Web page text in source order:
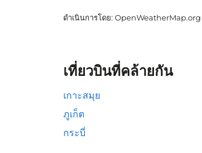
ดำเนินการโดย: OpenWeatherMap.org
เที่ยวบินที่คล้ายกัน
เกาะสมุย
ภูเก็ต
กระบี่